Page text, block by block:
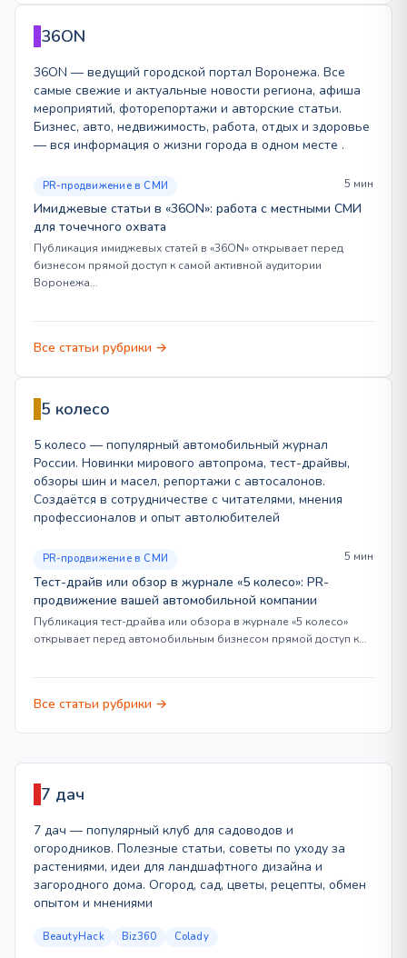
36ON
36ON — ведущий городской портал Воронежа. Все
самые свежие и актуальные новости региона, афиша
мероприятий, фоторепортажи и авторские статьи.
Бизнес, авто, недвижимость, работа, отдых и здоровье
— вся информация о жизни города в одном месте .
PR-продвижение в СМИ 5 мин
Имиджевые статьи в «36ON»: работа с местными СМИ
для точечного охвата
Публикация имиджевых статей в «36ON» открывает перед
бизнесом прямой доступ к самой активной аудитории
Воронежа…
Все статьи рубрики →
5 колесо
5 колесо — популярный автомобильный журнал
России. Новинки мирового автопрома, тест-драйвы,
обзоры шин и масел, репортажи с автосалонов.
Создаётся в сотрудничестве с читателями, мнения
профессионалов и опыт автолюбителей
PR-продвижение в СМИ 5 мин
Тест-драйв или обзор в журнале «5 колесо»: PR-
продвижение вашей автомобильной компании
Публикация тест-драйва или обзора в журнале «5 колесо»
открывает перед автомобильным бизнесом прямой доступ к…
Все статьи рубрики →
7 дач
7 дач — популярный клуб для садоводов и
огородников. Полезные статьи, советы по уходу за
растениями, идеи для ландшафтного дизайна и
загородного дома. Огород, сад, цветы, рецепты, обмен
опытом и мнениями
BeautyHack Biz360 Colady